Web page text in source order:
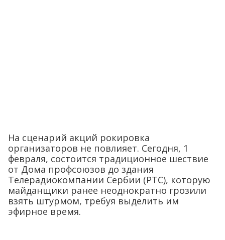
На сценарий акций рокировка
организаторов не повлияет. Сегодня, 1
февраля, состоится традиционное шествие
от Дома профсоюзов до здания
Телерадиокомпании Сербии (РТС), которую
майданщики ранее неоднократно грозили
взять штурмом, требуя выделить им
эфирное время.